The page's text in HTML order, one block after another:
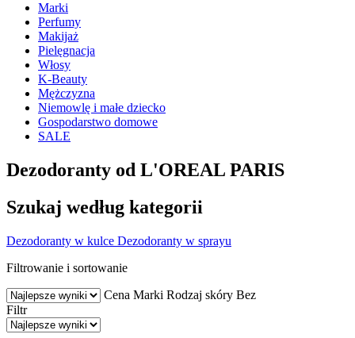
Marki
Perfumy
Makijaż
Pielęgnacja
Włosy
K-Beauty
Mężczyzna
Niemowlę i małe dziecko
Gospodarstwo domowe
SALE
Dezodoranty od L'OREAL PARIS
Szukaj według kategorii
Dezodoranty w kulce Dezodoranty w sprayu
Filtrowanie i sortowanie
Cena Marki Rodzaj skóry Bez
Filtr